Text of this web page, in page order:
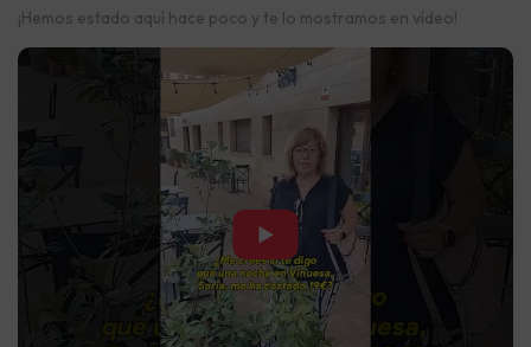
¡Hemos estado aquí hace poco y te lo mostramos en vídeo!
▶